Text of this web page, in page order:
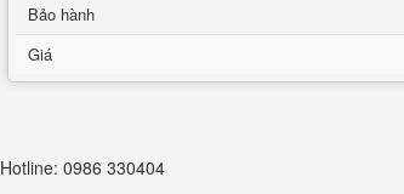
Bảo hành
Giá
Hotline: 0986 330404